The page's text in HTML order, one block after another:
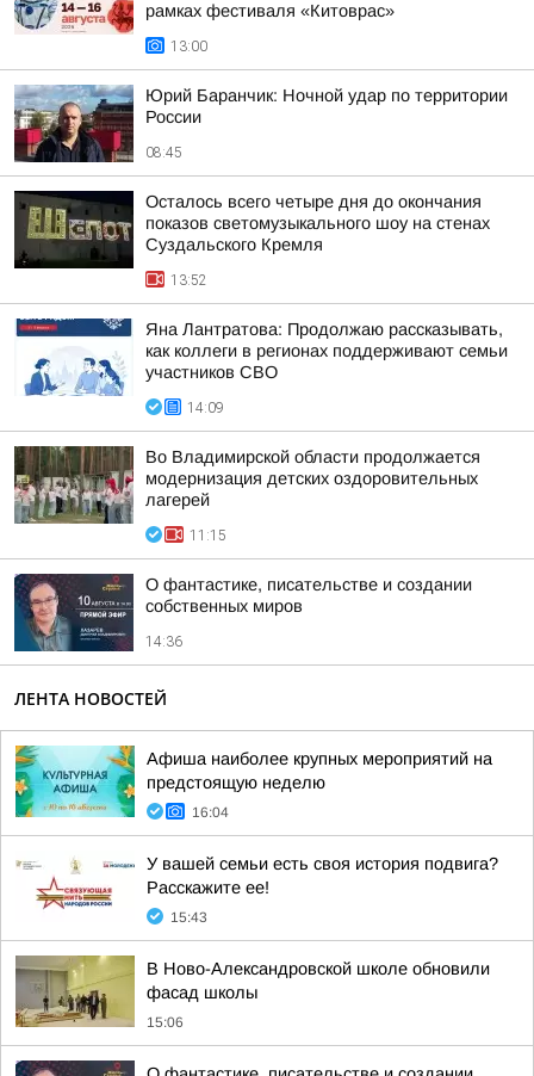
рамках фестиваля «Китоврас»
13:00
Юрий Баранчик: Ночной удар по территории
России
08:45
Осталось всего четыре дня до окончания
показов светомузыкального шоу на стенах
Суздальского Кремля
13:52
Яна Лантратова: Продолжаю рассказывать,
как коллеги в регионах поддерживают семьи
участников СВО
14:09
Во Владимирской области продолжается
модернизация детских оздоровительных
лагерей
11:15
О фантастике, писательстве и создании
собственных миров
14:36
ЛЕНТА НОВОСТЕЙ
Афиша наиболее крупных мероприятий на
предстоящую неделю
16:04
У вашей семьи есть своя история подвига?
Расскажите ее!
15:43
В Ново-Александровской школе обновили
фасад школы
15:06